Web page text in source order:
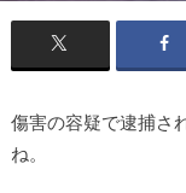
傷害の容疑で逮捕さ
ね。